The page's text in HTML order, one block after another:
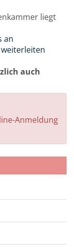
liegt
an
auch
Anmeldung